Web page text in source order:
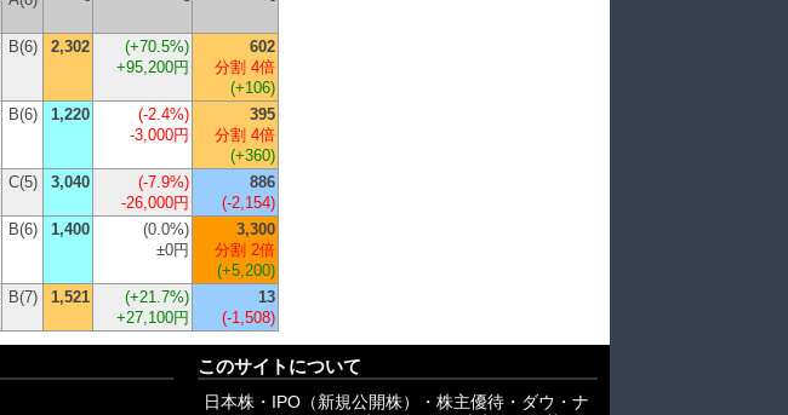
B(6) 2,302 (+70.5%)
+95,200円
602
分割 4倍
(+106)
B(6) 1,220 (-2.4%)
-3,000円
395
分割 4倍
(+360)
C(5) 3,040 (-7.9%)
-26,000円
886
(-2,154)
B(6) 1,400 (0.0%)
±0円
3,300
分割 2倍
(+5,200)
B(7) 1,521 (+21.7%)
+27,100円
13
(-1,508)
このサイトについて
日本株・IPO（新規公開株）・株主優待・ダウ・ナ